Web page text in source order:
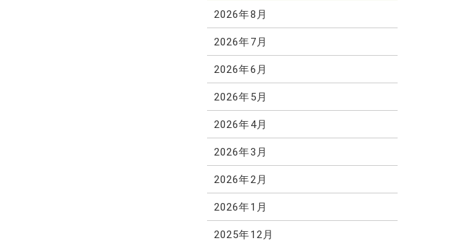
2026年8月
2026年7月
2026年6月
2026年5月
2026年4月
2026年3月
2026年2月
2026年1月
2025年12月